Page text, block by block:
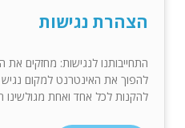
הצהרת נגישות
התחייבותנו לנגישות: מחזקים את
להקנות לכל אחד ואחת מגולשינו